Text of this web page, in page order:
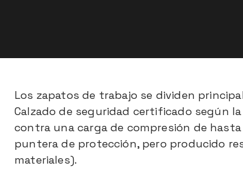
Los zapatos de trabajo se dividen
Calzado de seguridad certificado según
contra una carga de compresión de
puntera de protección, pero producido
materiales).